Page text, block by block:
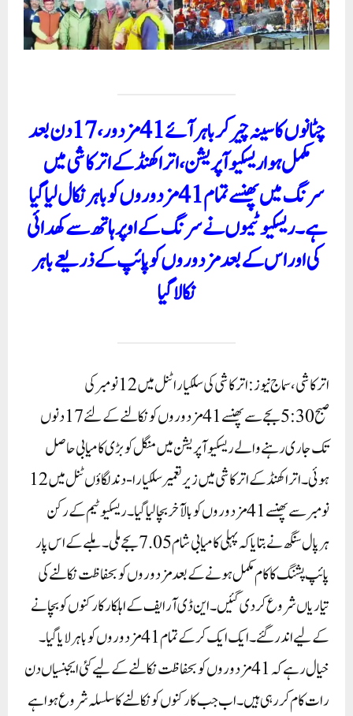
چٹانوں کا سینہ چیر کر باہر آئے 41 مزدور، 17 دن بعد
مکمل ہوا ریسکیو آپریشن، اتراکھنڈ کے اترکاشی میں
سرنگ میں پھنسے تمام 41 مزدوروں کو باہر نکال لیا گیا
ہے۔ ریسکیو ٹیموں نے سرنگ کے اوپر ہاتھ سے کھدائی
کی اور اس کے بعد مزدوروں کو پائپ کے ذریعے باہر
نکالا گیا
اترکاشی، سماج نیوز: اترکاشی کی سلکیارا ٹنل میں 12 نومبر کی
صبح 5:30بجے سے پھنسے 41 مزدوروں کو نکالنے کے لئے 17 دنوں
تک جاری رہنے والے ریسکیو آپریشن میں منگل کو بڑی کامیابی حاصل
ہوئی۔ اتراکھنڈ کے اترکاشی میں زیر تعمیر سلکیارا-دندلگاؤں ٹنل میں 12
نومبر سے پھنسے 41 مزدوروں کو بالآخر بچا لیا گیا۔ ریسکیو ٹیم کے رکن
ہرپال سنگھ نے بتایا کہ پہلی کامیابی شام 7.05بجے ملی۔ ملبے کے اس پار
پائپ پشنگ کا کام مکمل ہونے کے بعد مزدوروں کو بحفاظت نکالنے کی
تیاریاں شروع کر دی گئیں۔ این ڈی آر ایف کے اہلکار کارکنوں کو بچانے
کے لیے اندر گئے۔ ایک ایک کرکے تمام 41 مزدوروں کو باہر لایا گیا۔
خیال رہے کہ 41 مزدوروں کو بحفاظت نکالنے کے لیے کئی ایجنسیاں دن
رات کام کر رہی ہیں۔ اب جب کارکنوں کو نکالنے کا سلسلہ شروع ہوا ہے